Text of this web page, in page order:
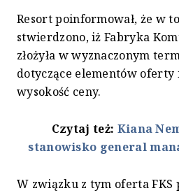
Resort poinformował, że w
stwierdzono, iż Fabryka
złożyła w wyznaczonym
dotyczące elementów oferty
wysokość ceny.
Czytaj też: Kiana
stanowisko general
W związku z tym oferta FKS